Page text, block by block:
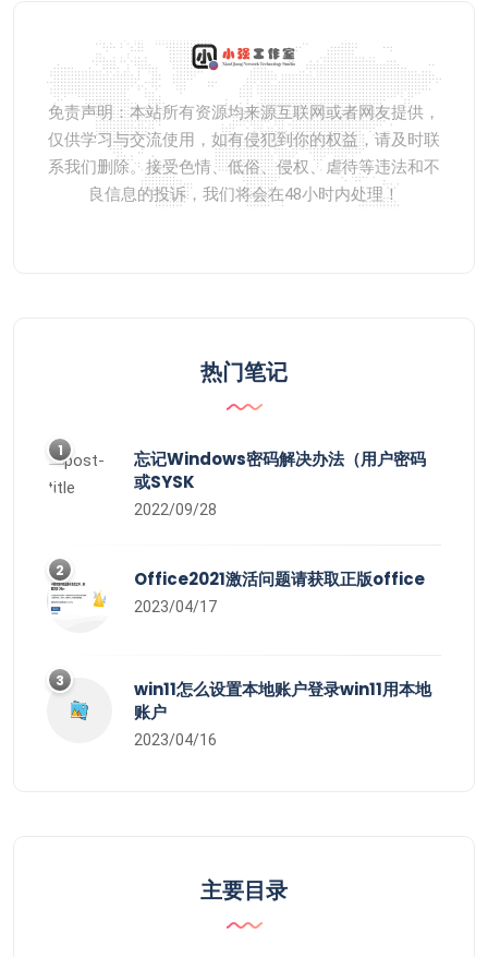
免责声明：本站所有资源均来源互联网或者网友提供，
仅供学习与交流使用，如有侵犯到你的权益，请及时联
系我们删除。接受色情、低俗、侵权、虐待等违法和不
良信息的投诉，我们将会在48小时内处理！
热门笔记
1
忘记Windows密码解决办法（用户密码
或SYSK
2022/09/28
2 Office2021激活问题请获取正版office
2023/04/17
3
win11怎么设置本地账户登录win11用本地
账户
2023/04/16
主要目录